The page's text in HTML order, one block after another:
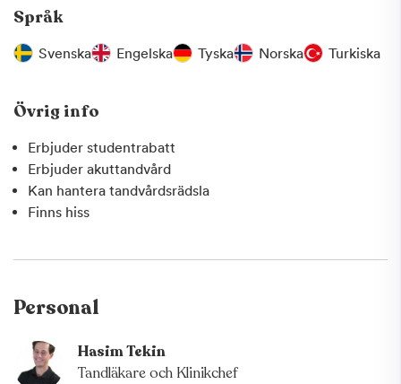
Språk
Svenska Engelska Tyska Norska Turkiska
Övrig info
Erbjuder studentrabatt
Erbjuder akuttandvård
Kan hantera tandvårdsrädsla
Finns hiss
Personal
Hasim Tekin
Tandläkare och Klinikchef